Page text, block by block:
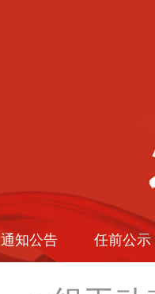
通知公告 任前公示